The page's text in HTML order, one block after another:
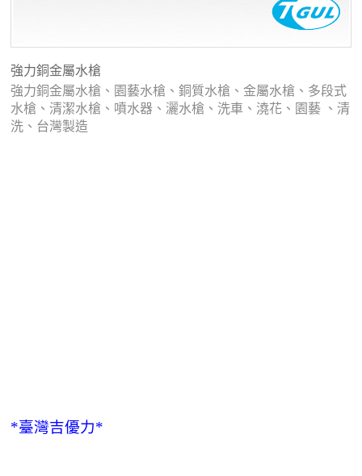
強力銅金屬水槍
強力銅金屬水槍、園藝水槍、銅質水槍、金屬水槍、多段式
水槍、清潔水槍、噴水器、灑水槍、洗車、澆花、園藝 、清
洗、台灣製造
*臺灣吉優力*